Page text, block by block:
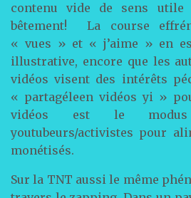
contenu vide de sens utile
bêtement! La course
« vues » et « j’aime » en
illustrative, encore que les
vidéos visent des intérêts
« partagéleen vidéos yi »
vidéos est le
youtubeurs/activistes pour
monétisés.
Sur la TNT aussi le même